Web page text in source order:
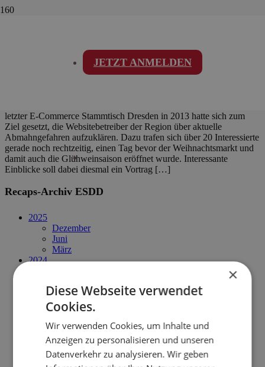
JETZT ANMELDEN
Dresden – Recap
letzter E-Commerce Stammtisch Dresden in 2013 hatte sich zum
Ziel gesetzt, die Websitebetreiber der Region über aktuelle
Abmahngefahren aufzuklären. Dazu trafen sich über 20 Interessierte
gerade noch rechtzeitig, einen Tag bevor der Weihnachtsmarkt und
damit auch die Glühweinsaison eröffnet wurde. Interessante
Einblicke soll dabei diesmal ein Vortrag […]
Recaps-Archiv ESDD
2025
Dezember
Juni
März
2024
März
2023
August
2022
März
2021
September
×
Diese Webseite verwendet
Cookies.
Wir verwenden Cookies, um Inhalte und
Anzeigen zu personalisieren und unseren
Datenverkehr zu analysieren. Wir geben